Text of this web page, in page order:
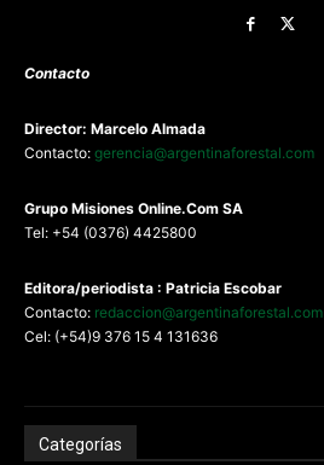
Contacto
Director: Marcelo Almada
Contacto: gerencia@argentinaforestal.com
Grupo Misiones Online.Com SA
Tel: +54 (0376) 4425800
Editora/periodista : Patricia Escobar
Contacto: redaccion@argentinaforestal.com
Cel: (+54)9 376 15 4 131636
Categorías